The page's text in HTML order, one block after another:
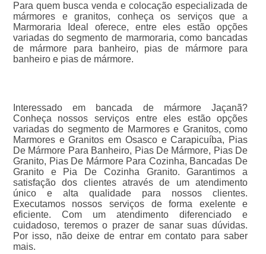
Para quem busca venda e colocação especializada de
mármores e granitos, conheça os serviços que a
Marmoraria Ideal oferece, entre eles estão opções
variadas do segmento de marmoraria, como bancadas
de mármore para banheiro, pias de mármore para
banheiro e pias de mármore.
Interessado em bancada de mármore Jaçanã?
Conheça nossos serviços entre eles estão opções
variadas do segmento de Marmores e Granitos, como
Marmores e Granitos em Osasco e Carapicuíba, Pias
De Mármore Para Banheiro, Pias De Mármore, Pias De
Granito, Pias De Mármore Para Cozinha, Bancadas De
Granito e Pia De Cozinha Granito. Garantimos a
satisfação dos clientes através de um atendimento
único e alta qualidade para nossos clientes.
Executamos nossos serviços de forma exelente e
eficiente. Com um atendimento diferenciado e
cuidadoso, teremos o prazer de sanar suas dúvidas.
Por isso, não deixe de entrar em contato para saber
mais.